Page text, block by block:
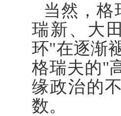
当然，格
瑞新、大
环"在逐渐
格瑞夫的"
缘政治的
数。